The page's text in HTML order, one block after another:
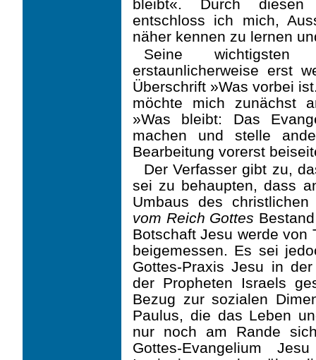
bleibt«. Durch diesen
entschloss ich mich,
näher kennen zu lernen
Seine wichtigsten
erstaunlicherweise erst
Überschrift »Was vorbei
möchte mich zunächst
»Was bleibt: Das
machen und stelle
Bearbeitung vorerst
Der Verfasser gibt zu,
sei zu behaupten, dass
Umbaus des
vom Reich Gottes
Botschaft Jesu werde von
beigemessen. Es sei
Gottes-Praxis Jesu in
der Propheten Israels
Bezug zur sozialen
Paulus, die das Leben
nur noch am Rande
Gottes-Evangelium